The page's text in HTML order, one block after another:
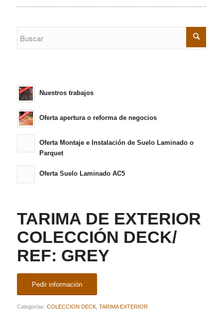
Nuestros trabajos
Oferta apertura o reforma de negocios
Oferta Montaje e Instalación de Suelo Laminado o
Parquet
Oferta Suelo Laminado AC5
TARIMA DE EXTERIOR
COLECCIÓN DECK/
REF: GREY
Pedir información
Categorías: COLECCION DECK, TARIMA EXTERIOR